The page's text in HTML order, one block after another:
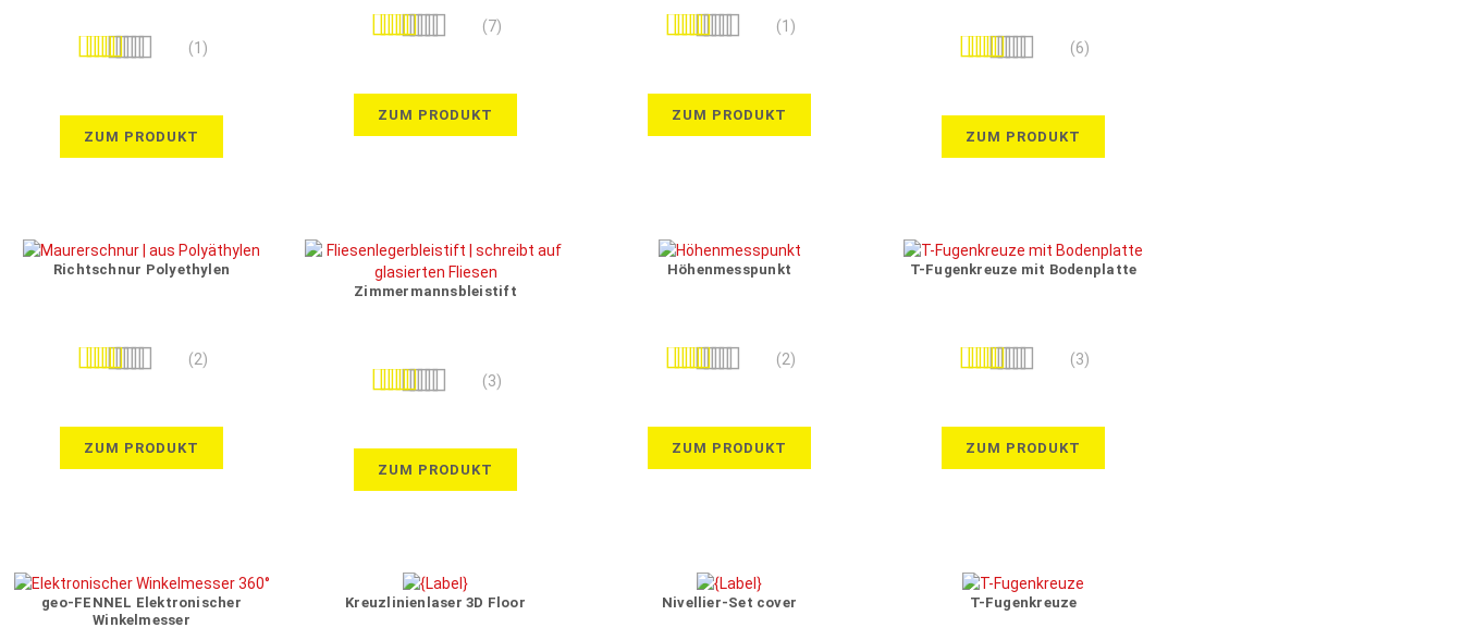
Bewertung: (1)
ZUM PRODUKT
Bewertung: (7)
ZUM PRODUKT
Bewertung: (1)
ZUM PRODUKT
Bewertung: (6)
ZUM PRODUKT
Richtschnur Polyethylen
Bewertung: (2)
ZUM PRODUKT
Zimmermannsbleistift
Bewertung: (3)
ZUM PRODUKT
Höhenmesspunkt
Bewertung: (2)
ZUM PRODUKT
T-Fugenkreuze mit Bodenplatte
Bewertung: (3)
ZUM PRODUKT
geo-FENNEL Elektronischer
Winkelmesser
Kreuzlinienlaser 3D Floor Nivellier-Set cover T-Fugenkreuze